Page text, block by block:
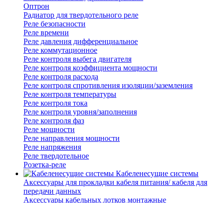
Оптрон
Радиатор для твердотельного реле
Реле безопасности
Реле времени
Реле давления дифференциальное
Реле коммутационное
Реле контроля выбега двигателя
Реле контроля коэффициента мощности
Реле контроля расхода
Реле контроля спротивления изоляции/заземления
Реле контроля температуры
Реле контроля тока
Реле контроля уровня/заполнения
Реле контроля фаз
Реле мощности
Реле направления мощности
Реле напряжения
Реле твердотельное
Розетка-реле
Кабеленесущие системы
Аксессуары для прокладки кабеля питания/ кабеля для
передачи данных
Аксессуары кабельных лотков монтажные